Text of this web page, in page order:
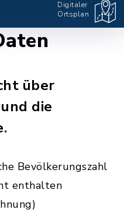
Digitaler
Ortsplan
über
die
Bevölkerungszahl
enthalten